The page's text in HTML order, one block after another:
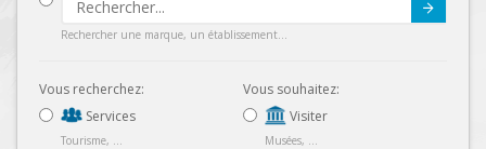
Rechercher une marque, un établissement...
Vous recherchez:
Services
Tourisme, ...
Vous souhaitez:
Visiter
Musées, ...